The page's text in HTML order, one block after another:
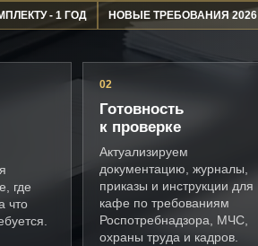
- 1 ГОД НОВЫЕ ТРЕБОВАНИЯ 2026
где
что
02
Готовность
к проверке
Актуализируем
документацию, журналы,
приказы и инструкции для
кафе по требованиям
Роспотребнадзора, МЧС,
охраны труда и кадров.